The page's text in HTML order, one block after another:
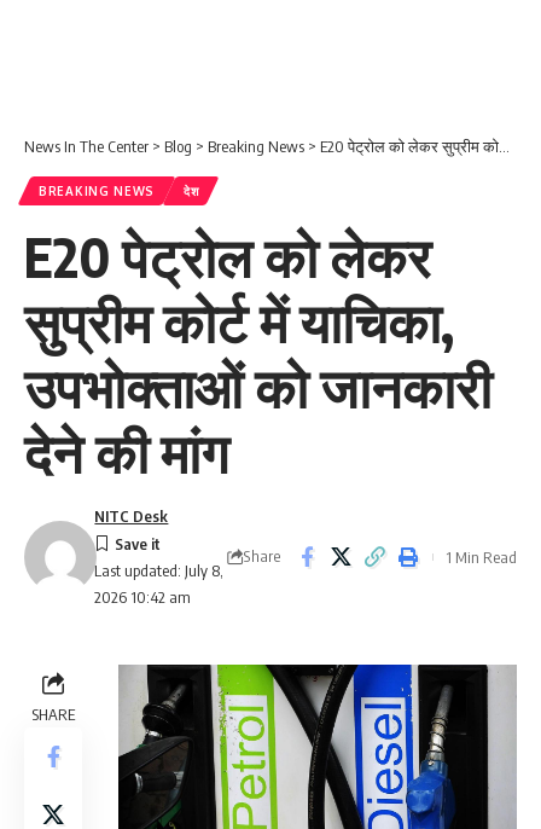
News In The Center > Blog > Breaking News > E20 पेट्रोल को लेकर सुप्रीम कोर्ट में याचिका, उपभोक्ताओं को जानकारी देने की मांग
BREAKING NEWS देश
E20 पेट्रोल को लेकर
सुप्रीम कोर्ट में याचिका,
उपभोक्ताओं को जानकारी
देने की मांग
Last updated: July 8,
2026 10:42 am
NITC Desk
Share 1 Min Read
SHARE